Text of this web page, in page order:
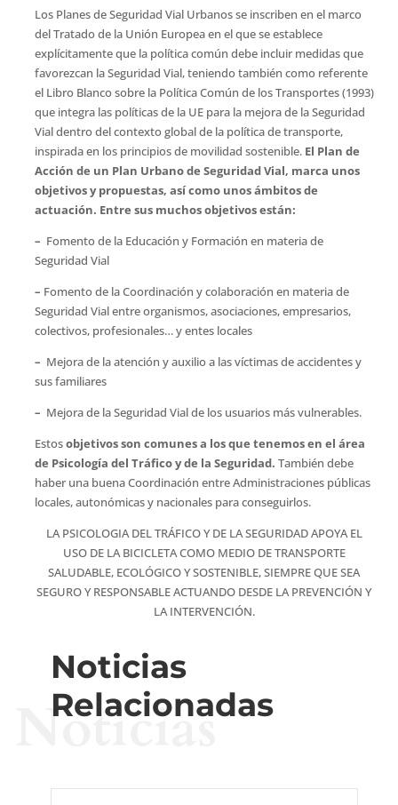
Los Planes de Seguridad Vial Urbanos se inscriben en el marco
del Tratado de la Unión Europea en el que se establece
explícitamente que la política común debe incluir medidas que
favorezcan la Seguridad Vial, teniendo también como referente
el Libro Blanco sobre la Política Común de los Transportes (1993)
que integra las políticas de la UE para la mejora de la Seguridad
Vial dentro del contexto global de la política de transporte,
inspirada en los principios de movilidad sostenible. El Plan de
Acción de un Plan Urbano de Seguridad Vial, marca unos
objetivos y propuestas, así como unos ámbitos de
actuación. Entre sus muchos objetivos están:
– Fomento de la Educación y Formación en materia de
Seguridad Vial
– Fomento de la Coordinación y colaboración en materia de
Seguridad Vial entre organismos, asociaciones, empresarios,
colectivos, profesionales… y entes locales
– Mejora de la atención y auxilio a las víctimas de accidentes y
sus familiares
– Mejora de la Seguridad Vial de los usuarios más vulnerables.
Estosobjetivos son comunes a los que tenemos en el área
de Psicología del Tráfico y de la Seguridad. También debe
haber una buena Coordinación entre Administraciones públicas
locales, autonómicas y nacionales para conseguirlos.
LA PSICOLOGIA DEL TRÁFICO Y DE LA SEGURIDAD APOYA EL
USO DE LA BICICLETA COMO MEDIO DE TRANSPORTE
SALUDABLE, ECOLÓGICO Y SOSTENIBLE, SIEMPRE QUE SEA
SEGURO Y RESPONSABLE ACTUANDO DESDE LA PREVENCIÓN Y
LA INTERVENCIÓN.
Noticias
Relacionadas
Noticias